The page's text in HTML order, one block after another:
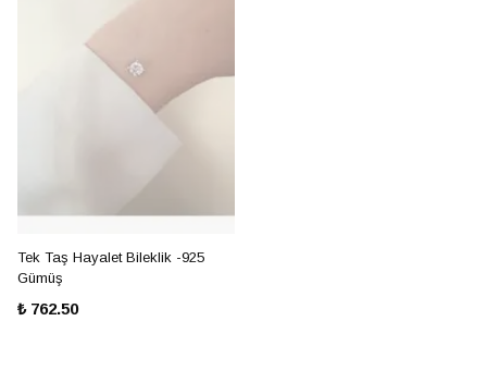
Tek Taş Hayalet Bileklik -925
Gümüş
₺ 762.50